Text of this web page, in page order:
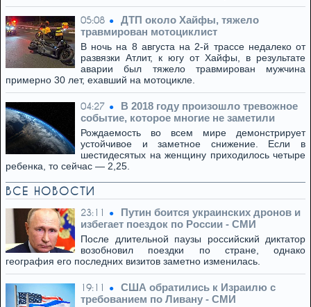
05:08
ДТП около Хайфы, тяжело
травмирован мотоциклист
В ночь на 8 августа на 2-й трассе недалеко от
развязки Атлит, к югу от Хайфы, в результате
аварии был тяжело травмирован мужчина
примерно 30 лет, ехавший на мотоцикле.
04:27
В 2018 году произошло тревожное
событие, которое многие не заметили
Рождаемость во всем мире демонстрирует
устойчивое и заметное снижение. Если в
шестидесятых на женщину приходилось четыре
ребенка, то сейчас — 2,25.
ВСЕ НОВОСТИ
23:11
Путин боится украинских дронов и
избегает поездок по России - СМИ
После длительной паузы российский диктатор
возобновил поездки по стране, однако
география его последних визитов заметно изменилась.
19:11
США обратились к Израилю с
требованием по Ливану - СМИ